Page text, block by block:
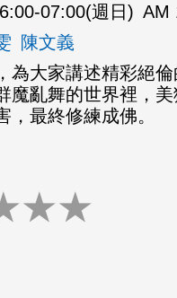
07:00(週日) AM
陳文義
為大家講述精彩絕倫
魔亂舞的世界裡，
，最終修練成佛。
★★